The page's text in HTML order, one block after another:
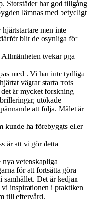
Storstäder har god tillgång
lämnas med betydligt
men inte
blir de osynliga för
tvekar pga
med . Vi har inte tydliga
vägrar starta trots
är mycket forskning
utökade
att följa. Målet är
kunde ha förebyggts eller
är att vi gör detta
nya vetenskapliga
för att fortsätta göra
Det är kedjan
inspirationen i praktiken
till eftervård.